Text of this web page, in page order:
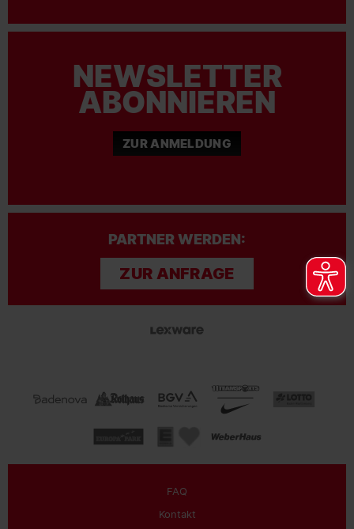
NEWSLETTER
ABONNIEREN
ZUR ANMELDUNG
PARTNER WERDEN:
ZUR ANFRAGE
FAQ
Kontakt